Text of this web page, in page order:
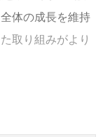
体の成長を維持
取り組みがより